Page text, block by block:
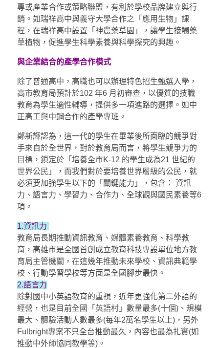
專或產業合作或策略聯盟，有利於學校品牌建立與行
銷。如瑞祥高中與義守大學合作之「應用生物」課
程，在瑞祥高中設置「神農藥草園」，讓學生接觸藥
草植物，促進學生科學素養與科學探究的興趣。
與企業結合的產學合作模式
除了普通高中，高職也可以辦理特色招生甄選入學，
高市教育局預計於102 年6 月初審查，以優質的技職
教育為學生適性輔導，提供多一項進路的選擇。如中
正高工與中鋼合作的產學專班。
鄭新輝認為，這一代的學生在畢業後所面臨的競爭對
手來自於全世界，對於教育局而言，將學生競爭力的
目標，鎖定於「培養全市K-12 的學生成為21 世紀的
世界公民」，而我們對於要培養世界層級的公民，就
必須要加強學生以下的「關鍵能力」，包含： 資訊
力、語言力、學習力、合作力、全球觀與國民素養等6
項。
1.資訊力
教育局長期推動資訊教育、媒體素養教育、科學教
育，高雄市是全國首創成立教育科技專設單位地方教
育局主管機關，在這幾年推動未來學校、資訊典範學
校、行動學習學校等方面是全國腳步最快。
2.語言力
除對國中小英語教育的重視，近年更強化第二外語的
經營，也是目前全國「英語村」數量最多(十個)、規模
最大、體驗活動人數最多(每年2萬名學生以上)，另外
Fulbright專案不只全台推動最久，內容也最為扎實(如
推動中外師協同教學等)。